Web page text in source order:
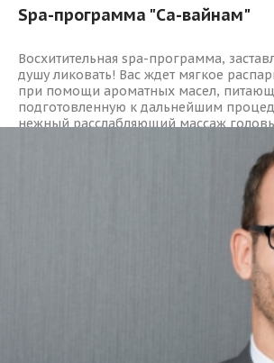
Spa-программа "Са-вайнам"
Восхитительная spa-программа,
душу ликовать! Вас ждет мягкое
при помощи ароматных масел,
подготовленную к дальнейшим
нежный расслабляющий массаж
обеспечит повышение
питание кожи лица, а традиционный
кистей рук станут приятным